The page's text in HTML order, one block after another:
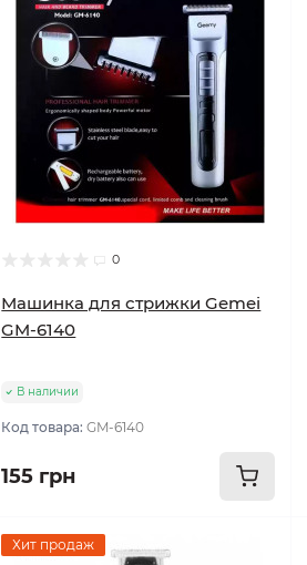
0
Машинка для стрижки Gemei
GM-6140
В наличии
Код товара:GM-6140
155 грн
Хит продаж